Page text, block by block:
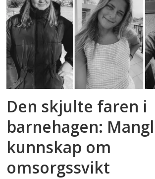
Den skjulte faren i
barnehagen:
kunnskap om
omsorgssvikt